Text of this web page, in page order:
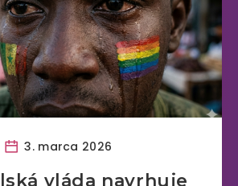
3. marca 2026
vláda navrhuje